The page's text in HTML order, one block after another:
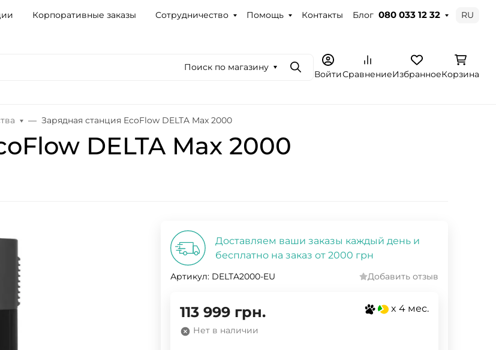
Корпоративные заказы Сотрудничество Помощь Контакты Блог 080 033 12 32 RU
Поиск по магазину
ПоискВойтиСравнениеИзбранноеКорзина
Зарядная станция EcoFlow DELTA Max 2000
DELTA Max 2000
Доставляем ваши заказы каждый день и
бесплатно на заказ от 2000 грн
Артикул: DELTA2000-EU Добавить отзыв
113 999 грн. x 4 мес.
Нет в наличии